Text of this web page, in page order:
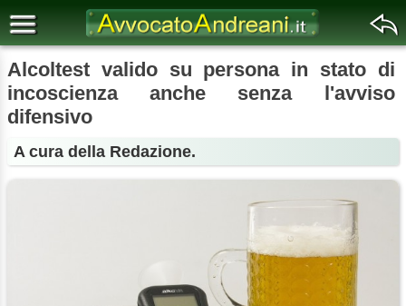
Alcoltest valido su persona in stato di
incoscienza anche senza l'avviso
difensivo
A cura della Redazione.